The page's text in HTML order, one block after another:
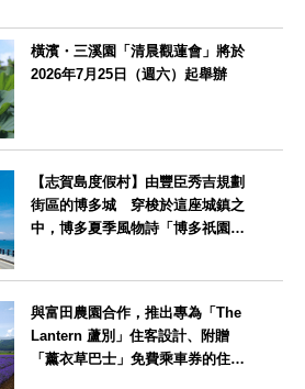
橫濱・三溪園「清晨觀蓮會」將於
2026年7月25日（週六）起舉辦
【志賀島度假村】由豐臣秀吉規劃
街區的博多城 穿梭於這座城鎮之
中，博多夏季風物詩「博多祇園山
與富田農園合作，推出專為「The
Lantern 蘆別」住客設計、附贈
「薰衣草巴士」免費乘車券的住宿